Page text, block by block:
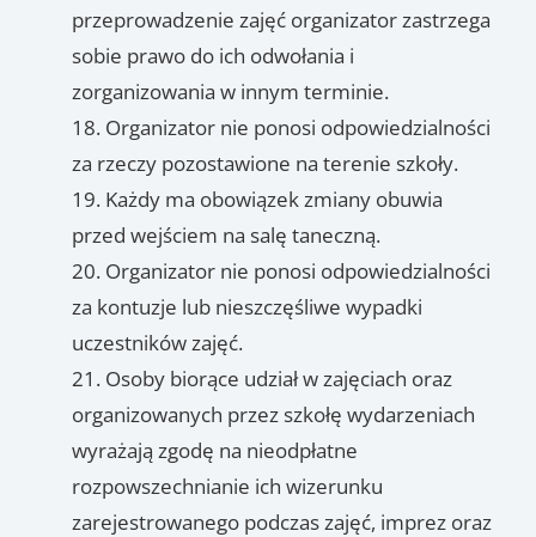
przeprowadzenie zajęć organizator zastrzega
sobie prawo do ich odwołania i
zorganizowania w innym terminie.
Organizator nie ponosi odpowiedzialności
za rzeczy pozostawione na terenie szkoły.
Każdy ma obowiązek zmiany obuwia
przed wejściem na salę taneczną.
Organizator nie ponosi odpowiedzialności
za kontuzje lub nieszczęśliwe wypadki
uczestników zajęć.
Osoby biorące udział w zajęciach oraz
organizowanych przez szkołę wydarzeniach
wyrażają zgodę na nieodpłatne
rozpowszechnianie ich wizerunku
zarejestrowanego podczas zajęć, imprez oraz